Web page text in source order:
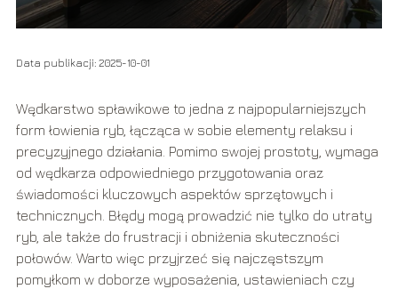
Data publikacji: 2025-10-01
Wędkarstwo spławikowe to jedna z najpopularniejszych
form łowienia ryb, łącząca w sobie elementy relaksu i
precyzyjnego działania. Pomimo swojej prostoty, wymaga
od wędkarza odpowiedniego przygotowania oraz
świadomości kluczowych aspektów sprzętowych i
technicznych. Błędy mogą prowadzić nie tylko do utraty
ryb, ale także do frustracji i obniżenia skuteczności
połowów. Warto więc przyjrzeć się najczęstszym
pomyłkom w doborze wyposażenia, ustawieniach czy